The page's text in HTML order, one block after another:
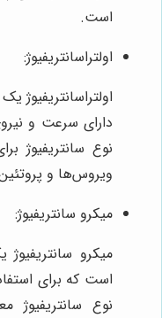
است.
اولتراسانتریفیوژ:
اولتراسانتریفیوژ
دارای سرعت و
نوع سانتریفیوژ
ویروس‌ها و
میکرو سانتریفیوژ:
میکرو
است که برای